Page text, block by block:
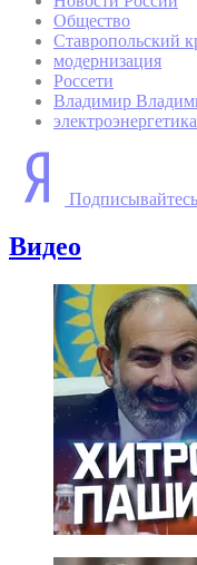
Общество
Ставропольский
модернизация
Россети
Владимир
электроэнергетика
Видео